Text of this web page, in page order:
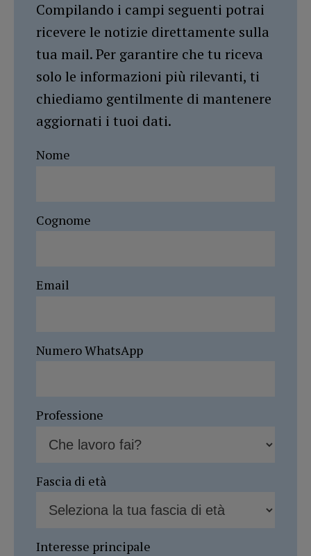
Compilando i campi seguenti potrai
ricevere le notizie direttamente sulla
tua mail. Per garantire che tu riceva
solo le informazioni più rilevanti, ti
chiediamo gentilmente di mantenere
aggiornati i tuoi dati.
Nome
Cognome
Email
Numero WhatsApp
Professione
Fascia di età
Interesse principale